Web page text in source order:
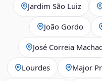
Jardim São Luiz
João Gordo
José Correia
Lourdes Major